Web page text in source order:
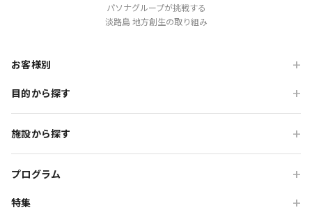
パソナグループが挑戦する
淡路島 地方創生の取り組み
お客様別
旅行会社の方
企業・各種団体の方
自治体・行政の方
目的から探す
研修・チームビルディング
インセンティブ・ご招待
施設から探す
プログラム
団体体験プログラム
特集